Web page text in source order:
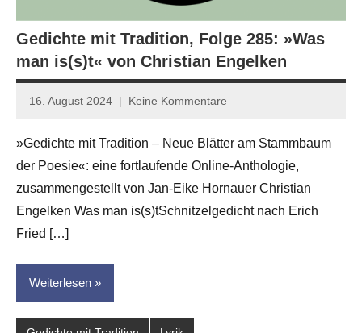
Gedichte mit Tradition, Folge 285: »Was
man is(s)t« von Christian Engelken
16. August 2024
Jan-
Hornauer
für
dasgedichtblog
Keine Kommentare
»Gedichte mit Tradition – Neue Blätter am Stammbaum
der Poesie«: eine fortlaufende Online-Anthologie,
zusammengestellt von Jan-Eike Hornauer Christian
Engelken Was man is(s)tSchnitzelgedicht nach Erich
Fried […]
Weiterlesen